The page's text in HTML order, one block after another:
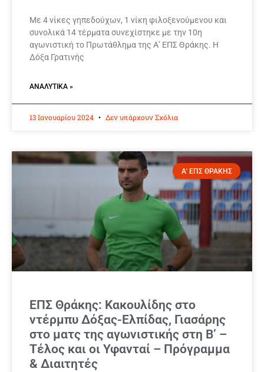
Με 4 νίκες γηπεδούχων, 1 νίκη φιλοξενούμενου και
συνολικά 14 τέρματα συνεχίστηκε με την 10η
αγωνιστική το Πρωτάθλημα της Α’ ΕΠΣ Θράκης. Η
Δόξα Γρατινής
ΑΝΑΛΥΤΙΚΆ »
13 Ιανουαρίου 2024 Δεν υπάρχουν Σχόλια
Α' ΕΠΣ ΘΡΑΚΗΣ
ΕΠΣ Θράκης: Κακουλίδης στo
ντέρμπυ Δόξας-Ελπίδας, Γιασάρης
στο ματς της αγωνιστικής στη Β’ –
Τέλος και οι Υφανταί – Πρόγραμμα
& Διαιτητές